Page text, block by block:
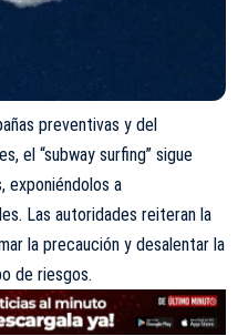
preventivas y del
el “subway surfing” sigue
exponiéndolos a
Las autoridades reiteran la
la precaución y desalentar la
de riesgos.